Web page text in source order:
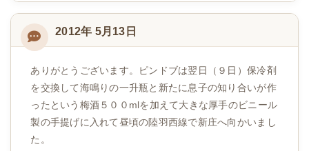
2012年 5月13日
ありがとうございます。ピンドブは翌日（９日）保冷剤
を交換して海鳴りの一升瓶と新たに息子の知り合いが作
ったという梅酒５００mlを加えて大きな厚手のビニール
製の手提げに入れて昼頃の陸羽西線で新庄へ向かいまし
た。